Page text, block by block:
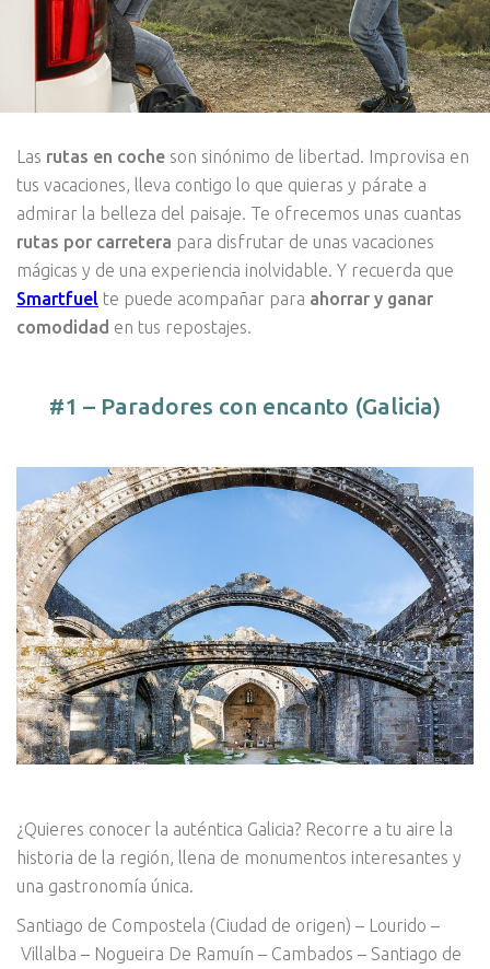
Las rutas en coche son sinónimo de libertad. Improvisa en
tus vacaciones, lleva contigo lo que quieras y párate a
admirar la belleza del paisaje. Te ofrecemos unas cuantas
rutas por carretera para disfrutar de unas vacaciones
mágicas y de una experiencia inolvidable. Y recuerda que
Smartfuel te puede acompañar para ahorrar y ganar
comodidad en tus repostajes.
#1 – Paradores con encanto (Galicia)
¿Quieres conocer la auténtica Galicia? Recorre a tu aire la
historia de la región, llena de monumentos interesantes y
una gastronomía única.
Santiago de Compostela (Ciudad de origen) – Lourido –
Villalba – Nogueira De Ramuín – Cambados – Santiago de